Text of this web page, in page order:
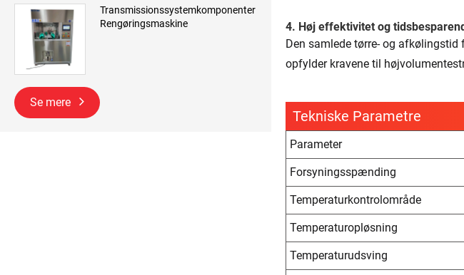
Transmissionssystemkomponenter
Rengøringsmaskine
Se mere
4. Høj effektivitet og
Den samlede tørre- og
opfylder kravene til
Tekniske Parametre
Parameter
Forsyningsspænding
Temperaturkontrolområde
Temperaturopløsning
Temperaturudsving